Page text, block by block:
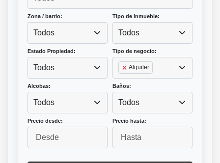
Zona / barrio:
Todos
Tipo de inmueble:
Todos
Estado Propiedad:
Todos
Tipo de negocio:
Alquiler
Alcobas:
Todos
Baños:
Todos
Precio desde: Precio hasta: